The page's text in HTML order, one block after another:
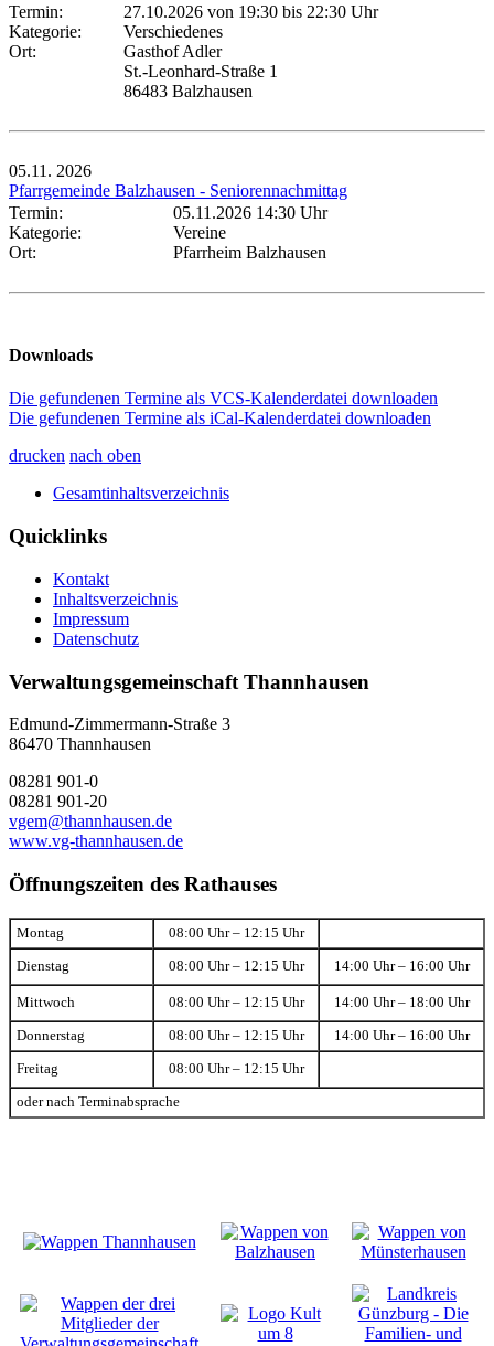
Termin:
27.10.2026 von 19:30 bis 22:30 Uhr
Kategorie:
Verschiedenes
Ort:
Gasthof Adler
St.-Leonhard-Straße 1
86483 Balzhausen
05.11. 2026
Pfarrgemeinde Balzhausen - Seniorennachmittag
Termin:
05.11.2026 14:30 Uhr
Kategorie:
Vereine
Ort:
Pfarrheim Balzhausen
Downloads
Die gefundenen Termine als VCS-Kalenderdatei downloaden
Die gefundenen Termine als iCal-Kalenderdatei downloaden
drucken nach oben
Gesamtinhaltsverzeichnis
Quicklinks
Kontakt
Inhaltsverzeichnis
Impressum
Datenschutz
Verwaltungsgemeinschaft Thannhausen
Edmund-Zimmermann-Straße 3
86470 Thannhausen
08281 901-0
08281 901-20
vgem@thannhausen.de
www.vg-thannhausen.de
Öffnungszeiten des Rathauses
Montag 08:00 Uhr – 12:15 Uhr
Dienstag 08:00 Uhr – 12:15 Uhr 14:00 Uhr – 16:00 Uhr
Mittwoch 08:00 Uhr – 12:15 Uhr 14:00 Uhr – 18:00 Uhr
Donnerstag 08:00 Uhr – 12:15 Uhr 14:00 Uhr – 16:00 Uhr
Freitag 08:00 Uhr – 12:15 Uhr
oder nach Terminabsprache